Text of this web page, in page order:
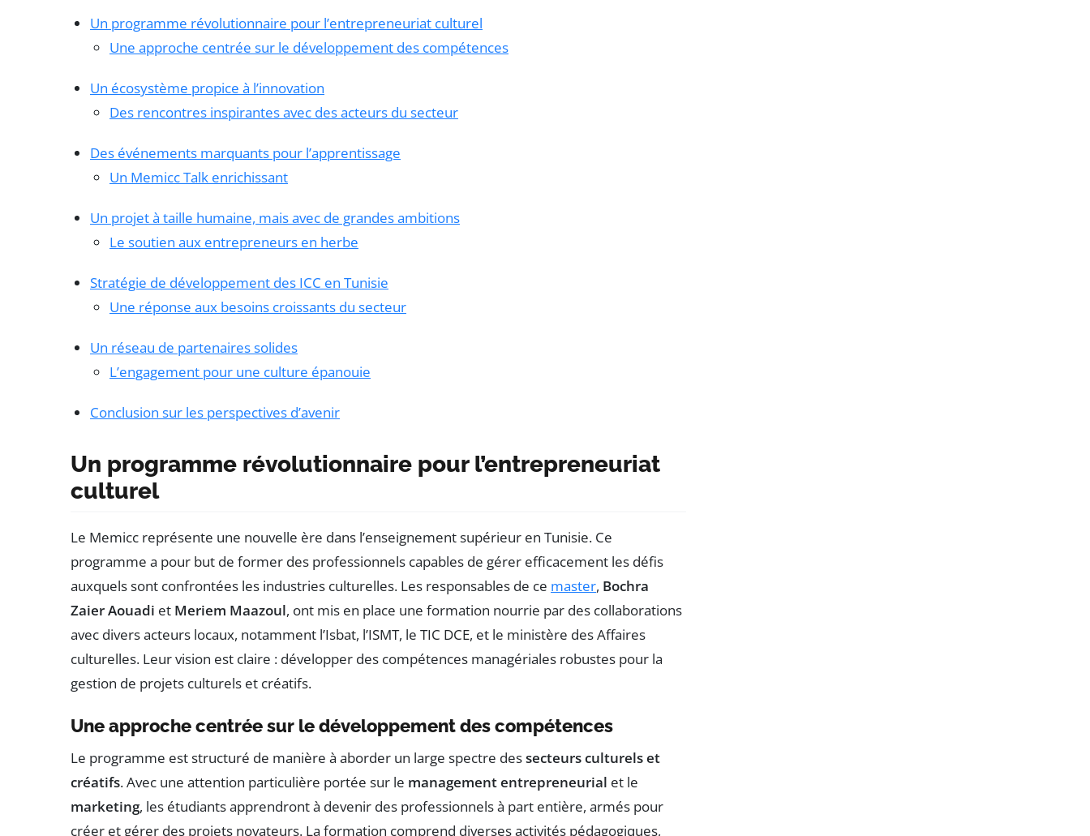
Un programme révolutionnaire pour l’entrepreneuriat culturel
Une approche centrée sur le développement des compétences
Un écosystème propice à l’innovation
Des rencontres inspirantes avec des acteurs du secteur
Des événements marquants pour l’apprentissage
Un Memicc Talk enrichissant
Un projet à taille humaine, mais avec de grandes ambitions
Le soutien aux entrepreneurs en herbe
Stratégie de développement des ICC en Tunisie
Une réponse aux besoins croissants du secteur
Un réseau de partenaires solides
L’engagement pour une culture épanouie
Conclusion sur les perspectives d’avenir
Un programme révolutionnaire pour l’entrepreneuriat
culturel
Le Memicc représente une nouvelle ère dans l’enseignement supérieur en Tunisie. Ce
programme a pour but de former des professionnels capables de gérer efficacement les défis
auxquels sont confrontées les industries culturelles. Les responsables de ce master, Bochra
Zaier Aouadi et Meriem Maazoul, ont mis en place une formation nourrie par des collaborations
avec divers acteurs locaux, notamment l’Isbat, l’ISMT, le TIC DCE, et le ministère des Affaires
culturelles. Leur vision est claire : développer des compétences managériales robustes pour la
gestion de projets culturels et créatifs.
Une approche centrée sur le développement des compétences
Le programme est structuré de manière à aborder un large spectre dessecteurs culturels et
créatifs. Avec une attention particulière portée sur le management entrepreneurial et le
marketing, les étudiants apprendront à devenir des professionnels à part entière, armés pour
créer et gérer des projets novateurs. La formation comprend diverses activités pédagogiques,